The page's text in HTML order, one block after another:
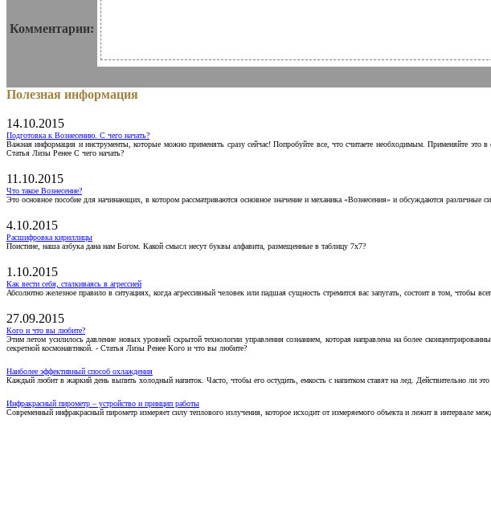
Комментарии:
Полезная информация
14.10.2015
Подготовка к Вознесению. С чего начать?
Важная информация и инструменты, которые можно применять сразу сейчас! Попробуйте все, что считаете необходимым. Применяйте это
Статья Лизы Ренее С чего начать?
11.10.2015
Что такое Вознесение?
Это основное пособие для начинающих, в котором рассматриваются основное значение и механика «Вознесения» и обсуждаются
4.10.2015
Расшифровка кириллицы
Поистине, наша азбука дана нам Богом. Какой смысл несут буквы алфавита, размещенные в таблицу 7х7?
1.10.2015
Как вести себя, сталкиваясь в агрессией
Абсолютно железное правило в ситуациях, когда агрессивный человек или падшая сущность стремится вас запугать, состоит в том, чтобы
27.09.2015
Кого и что вы любите?
Этим летом усилилось давление новых уровней скрытой технологии управления сознанием, которая направлена на более
секретной космонавтикой. - Статья Лизы Ренее Кого и что вы любите?
Наиболее эффективный способ охлаждения
Каждый любит в жаркий день выпить холодный напиток. Часто, чтобы его остудить, емкость с напитком ставят на лед. Действительно ли
Инфракрасный пирометр – устройство и принцип работы
Современный инфракрасный пирометр измеряет силу теплового излучения, которое исходит от измеряемого объекта и лежит в интервале